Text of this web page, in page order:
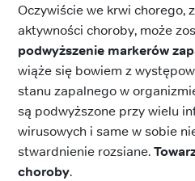
Oczywiście we krwi chorego,
aktywności choroby, może
podwyższenie markerów
wiąże się bowiem z
stanu zapalnego w
są podwyższone przy wielu
wirusowych i same w sobie
stwardnienie rozsiane.
choroby.